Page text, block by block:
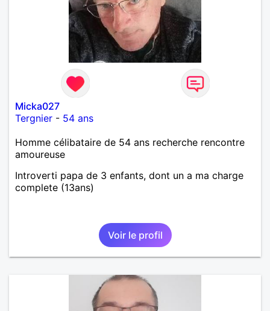
Micka027
Tergnier - 54 ans
Homme célibataire de 54 ans recherche rencontre
amoureuse
Introverti papa de 3 enfants, dont un a ma charge
complete (13ans)
Voir le profil